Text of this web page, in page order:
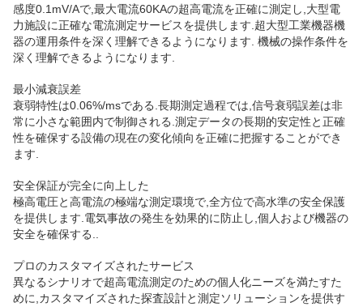
感度0.1mV/Aで,最大電流60KAの超高電流を正確に測定し,大型電
力施設に正確な電流測定サービスを提供します.超大型工業機器機
器の運用条件を深く理解できるようになります. 機械の操作条件を
深く理解できるようになります.
最小減衰誤差
衰弱特性は0.06%/msである.長期測定過程では,信号衰弱誤差は非
常に小さな範囲内で制御される.測定データの長期的安定性と正確
性を確保する設備の現在の変化傾向を正確に把握することができ
ます.
安全保証が完全に向上した
極高電圧と高電流の極端な測定環境で,全方位で高水準の安全保護
を提供します.電気事故の発生を効果的に防止し,個人および機器の
安全を確保する..
プロのカスタマイズされたサービス
異なるシナリオで超高電流測定のための個人化ニーズを満たすた
めに,カスタマイズされた探査設計と測定ソリューションを提供す